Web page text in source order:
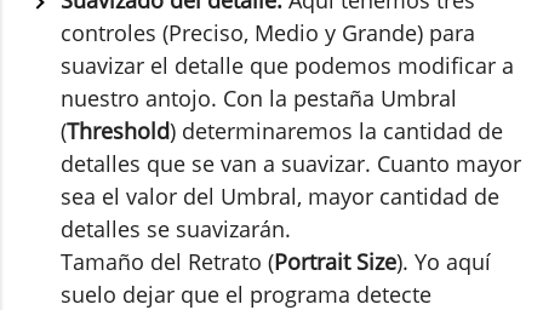
controles (Preciso, Medio y Grande) para
suavizar el detalle que podemos modificar a
nuestro antojo. Con la pestaña Umbral
(Threshold) determinaremos la cantidad de
detalles que se van a suavizar. Cuanto mayor
sea el valor del Umbral, mayor cantidad de
detalles se suavizarán.
Tamaño del Retrato (Portrait Size). Yo aquí
suelo dejar que el programa detecte